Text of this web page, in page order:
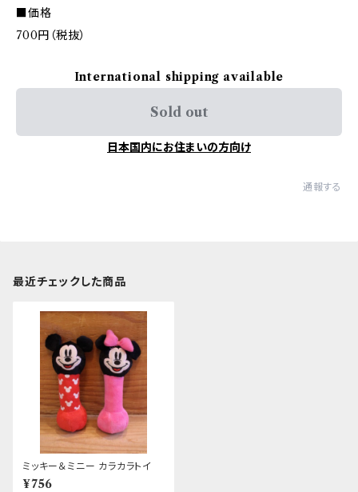
■価格
700円（税抜）
International shipping available
Sold out
日本国内にお住まいの方向け
通報する
最近チェックした商品
ミッキー＆ミニー カラカラトイ
¥756